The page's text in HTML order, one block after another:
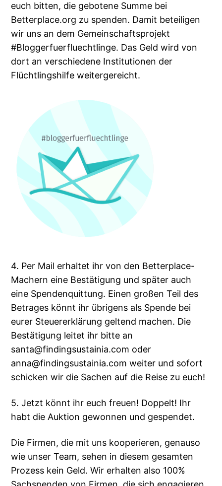
euch bitten, die gebotene Summe bei
Betterplace.org zu spenden. Damit beteiligen
wir uns an dem Gemeinschaftsprojekt
#Bloggerfuerfluechtlinge. Das Geld wird von
dort an verschiedene Institutionen der
Flüchtlingshilfe weitergereicht.
4. Per Mail erhaltet ihr von den Betterplace-
Machern eine Bestätigung und später auch
eine Spendenquittung. Einen großen Teil des
Betrages könnt ihr übrigens als Spende bei
eurer Steuererklärung geltend machen. Die
Bestätigung leitet ihr bitte an
santa@findingsustainia.com oder
anna@findingsustainia.com weiter und sofort
schicken wir die Sachen auf die Reise zu euch!
5. Jetzt könnt ihr euch freuen! Doppelt! Ihr
habt die Auktion gewonnen und gespendet.
Die Firmen, die mit uns kooperieren, genauso
wie unser Team, sehen in diesem gesamten
Prozess kein Geld. Wir erhalten also 100%